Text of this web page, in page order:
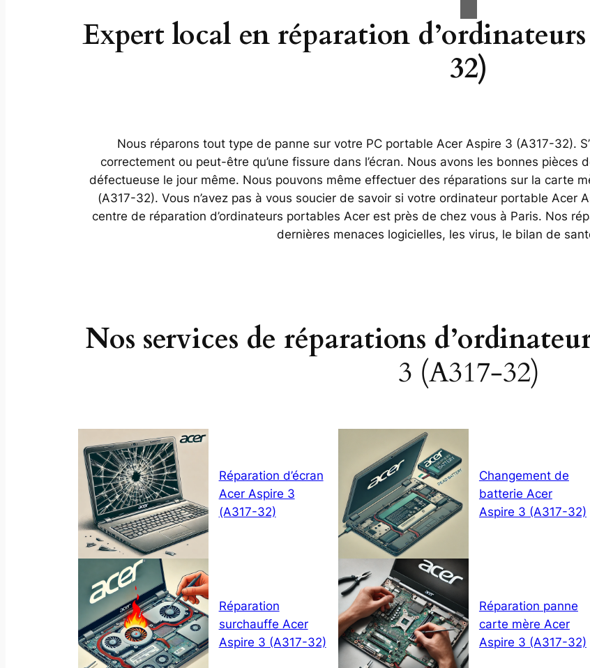
Expert local en réparation
32)
Nous réparons tout type de panne sur votre PC portable Acer Aspire 3 (A317-32).
correctement ou peut-être qu’une fissure dans l’écran. Nous avons les bonnes pièces
défectueuse le jour même. Nous pouvons même effectuer des réparations sur la carte
(A317-32). Vous n’avez pas à vous soucier de savoir si votre ordinateur portable Acer
centre de réparation d’ordinateurs portables Acer est près de chez vous à Paris. Nos
dernières menaces logicielles, les virus, le bilan de
Nos services de réparations
3 (A317-32)
Réparation d’écran
Acer Aspire 3
(A317-32)
Changement de
batterie Acer
Aspire 3 (A317-32)
Réparation
surchauffe Acer
Aspire 3 (A317-32)
Réparation panne
carte mère Acer
Aspire 3 (A317-32)